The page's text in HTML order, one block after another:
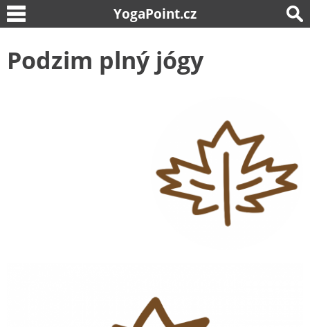
YogaPoint.cz
Podzim plný jógy